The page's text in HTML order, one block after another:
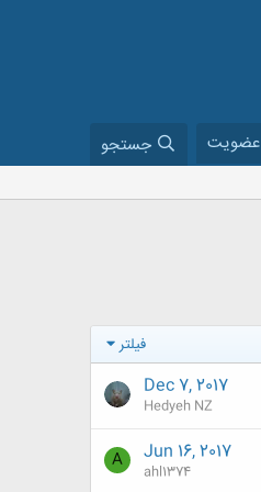
عضویت جستجو
فیلتر
Dec 7, 2017
Hedyeh NZ
Jun 16, 2017
ahl1374
A